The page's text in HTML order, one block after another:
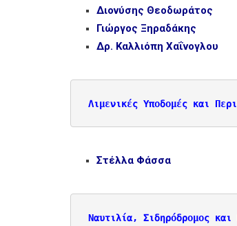
Διονύσης Θεοδωράτος
Γιώργος Ξηραδάκης
Δρ. Καλλιόπη Χαΐνογλου
Λιμενικές Υποδομές και
Στέλλα Φάσσα
Ναυτιλία, Σιδηρόδρομος